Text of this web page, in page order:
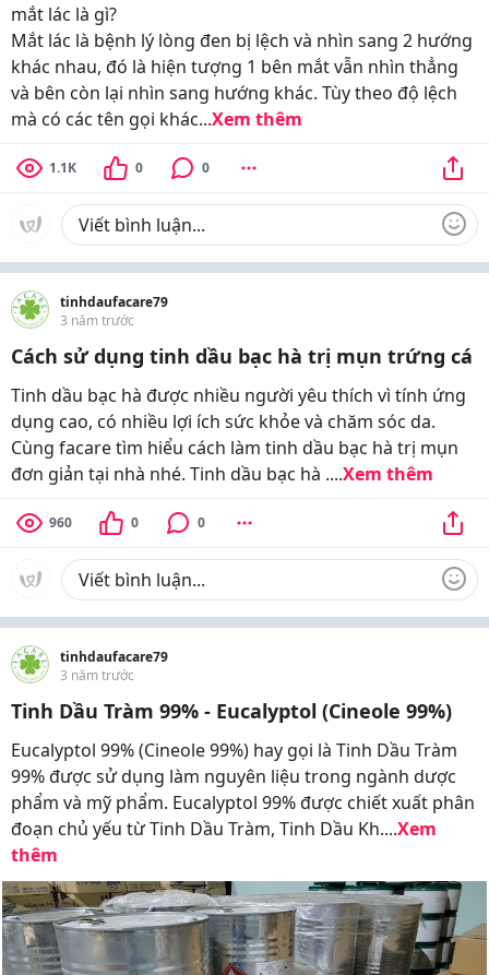
mắt lác là gì?
Mắt lác là bệnh lý lòng đen bị lệch và nhìn sang 2 hướng
khác nhau, đó là hiện tượng 1 bên mắt vẫn nhìn thẳng
và bên còn lại nhìn sang hướng khác. Tùy theo độ lệch
mà có các tên gọi khác...Xem thêm
1.1K 0 0
tinhdaufacare79
3 năm trước
Cách sử dụng tinh dầu bạc hà trị mụn trứng cá
Tinh dầu bạc hà được nhiều người yêu thích vì tính ứng
dụng cao, có nhiều lợi ích sức khỏe và chăm sóc da.
Cùng facare tìm hiểu cách làm tinh dầu bạc hà trị mụn
đơn giản tại nhà nhé. Tinh dầu bạc hà ....Xem thêm
960 0 0
tinhdaufacare79
3 năm trước
Tinh Dầu Tràm 99% - Eucalyptol (Cineole 99%)
Eucalyptol 99% (Cineole 99%) hay gọi là Tinh Dầu Tràm
99% được sử dụng làm nguyên liệu trong ngành dược
phẩm và mỹ phẩm. Eucalyptol 99% được chiết xuất phân
đoạn chủ yếu từ Tinh Dầu Tràm, Tinh Dầu Kh....Xem
thêm